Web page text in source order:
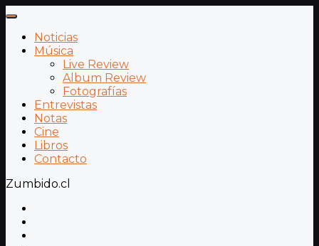
Noticias
Música
Live Review
Album Review
Fotografías
Entrevistas
Notas
Cine
Libros
Contacto
Zumbido.cl